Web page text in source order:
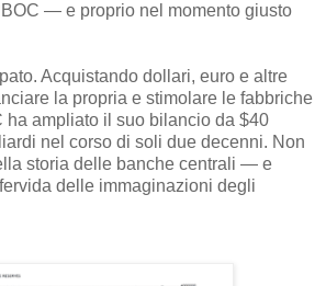
— e proprio nel momento giusto
Acquistando dollari, euro e altre
la propria e stimolare le fabbriche
ha ampliato il suo bilancio da $40
nel corso di soli due decenni. Non
storia delle banche centrali — e
delle immaginazioni degli